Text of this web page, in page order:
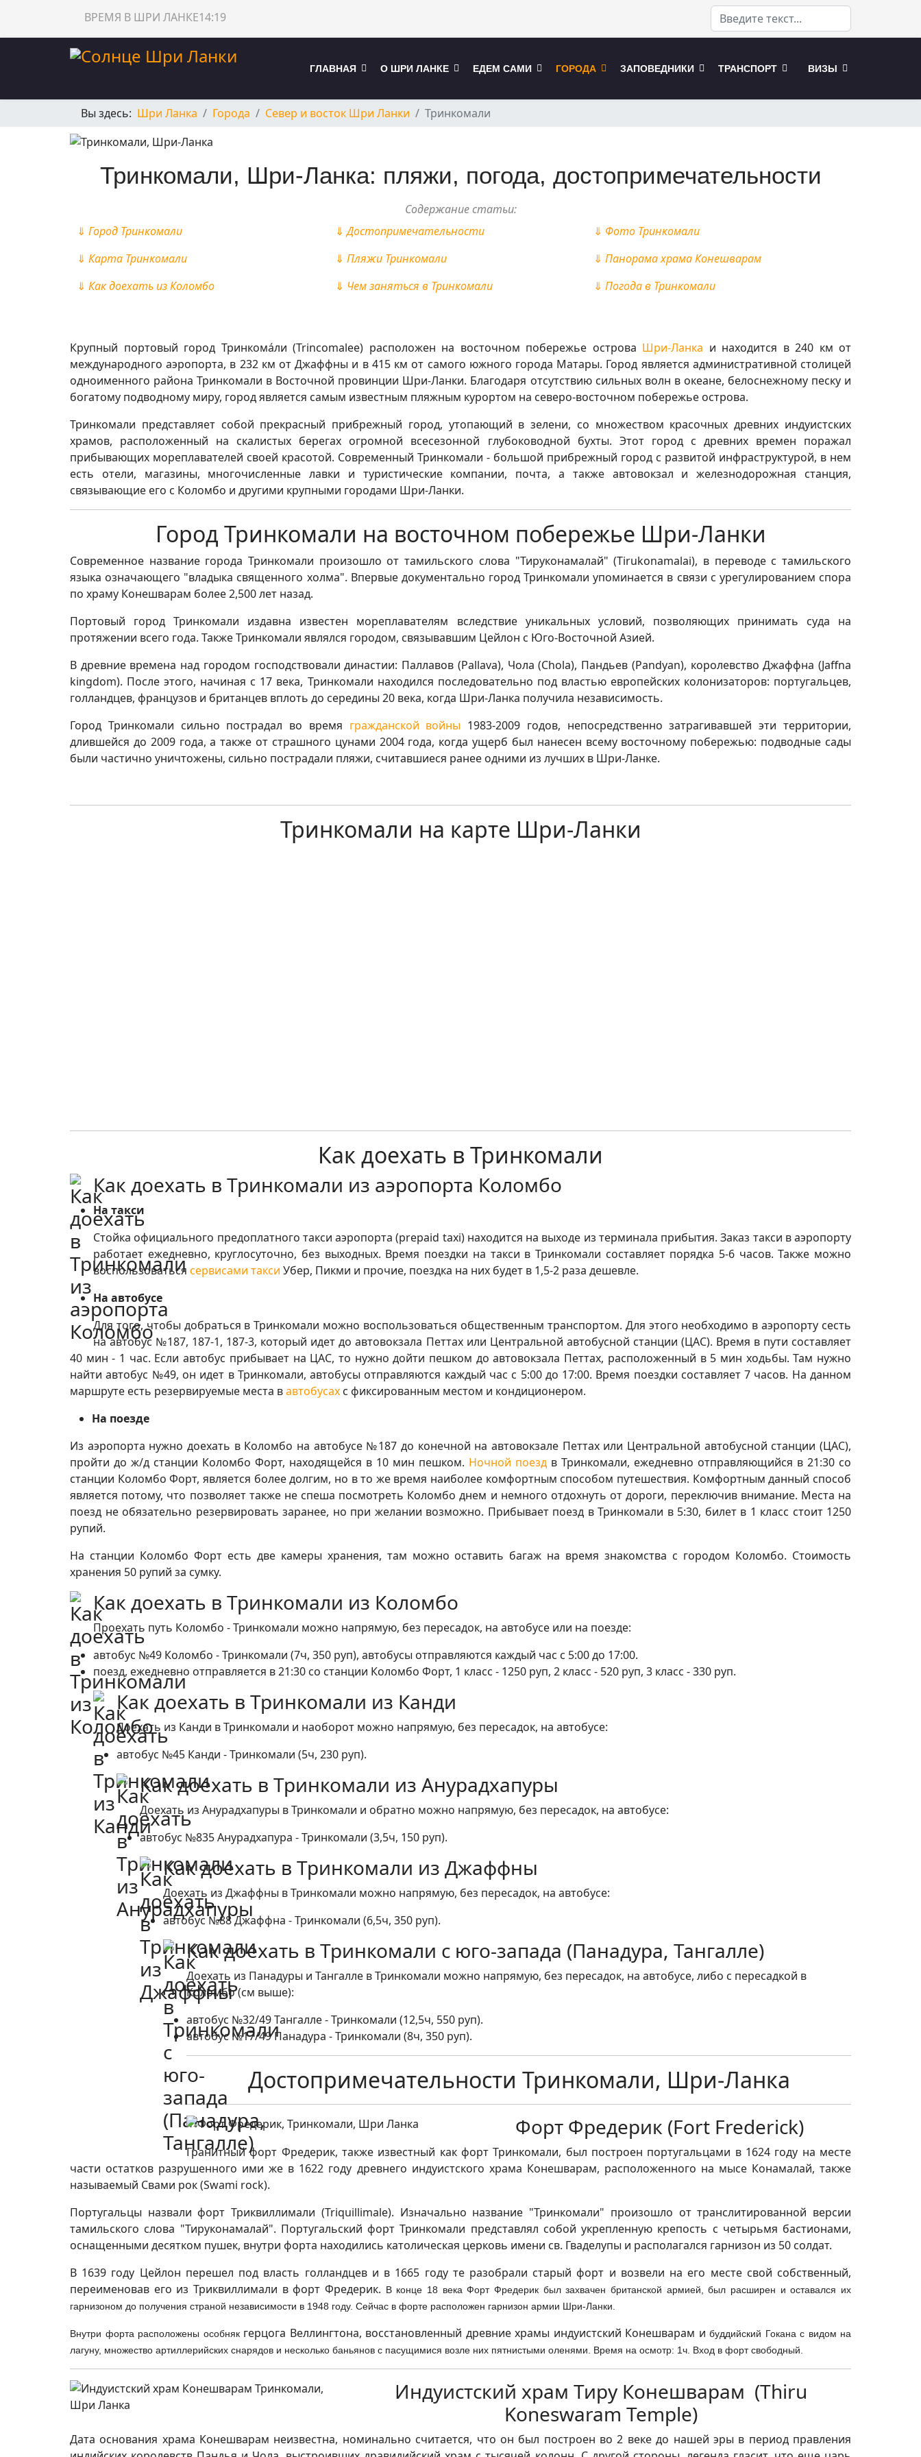
ВРЕМЯ В ШРИ ЛАНКЕ14:19 поиск по сайту
ГЛАВНАЯ О ШРИ ЛАНКЕ ЕДЕМ САМИ ГОРОДА ЗАПОВЕДНИКИ ТРАНСПОРТ ВИЗЫ
Вы здесь: Шри Ланка Города Север и восток Шри Ланки Тринкомали
Тринкомали, Шри-Ланка: пляжи, погода, достопримечательности
Содержание статьи:
⇓ Город Тринкомали
⇓ Карта Тринкомали
⇓ Как доехать из Коломбо
⇓Достопримечательности
⇓ Пляжи Тринкомали
⇓ Чем заняться в Тринкомали
⇓ Фото Тринкомали
⇓ Панорама храма Конешварам
⇓ Погода в Тринкомали
Крупный портовый город Тринкомáли (Trincomalee) расположен на восточном побережье острова Шри-Ланка и находится в 240 км от
международного аэропорта, в 232 км от Джаффны и в 415 км от самого южного города Матары. Город является административной столицей
одноименного района Тринкомали в Восточной провинции Шри-Ланки. Благодаря отсутствию сильных волн в океане, белоснежному песку и
богатому подводному миру, город является самым известным пляжным курортом на северо-восточном побережье острова.
Тринкомали представляет собой прекрасный прибрежный город, утопающий в зелени, со множеством красочных древних индуистских
храмов, расположенный на скалистых берегах огромной всесезонной глубоководной бухты. Этот город с древних времен поражал
прибывающих мореплавателей своей красотой. Современный Тринкомали - большой прибрежный город с развитой инфраструктурой, в нем
есть отели, магазины, многочисленные лавки и туристические компании, почта, а также автовокзал и железнодорожная станция,
связывающие его с Коломбо и другими крупными городами Шри-Ланки.
Город Тринкомали на восточном побережье Шри-Ланки
Современное название города Тринкомали произошло от тамильского слова "Тируконамалай" (Tirukonamalai), в переводе с тамильского
языка означающего "владыка священного холма". Впервые документально город Тринкомали упоминается в связи с урегулированием спора
по храму Конешварам более 2,500 лет назад.
Портовый город Тринкомали издавна известен мореплавателям вследствие уникальных условий, позволяющих принимать суда на
протяжении всего года. Также Тринкомали являлся городом, связывавшим Цейлон с Юго-Восточной Азией.
В древние времена над городом господствовали династии: Паллавов (Pallava), Чола (Chola), Пандьев (Pandyan), королевство Джаффна (Jaffna
kingdom). После этого, начиная с 17 века, Тринкомали находился последовательно под властью европейских колонизаторов: португальцев,
голландцев, французов и британцев вплоть до середины 20 века, когда Шри-Ланка получила независимость.
Город Тринкомали сильно пострадал во время гражданской войны 1983-2009 годов, непосредственно затрагивавшей эти территории,
длившейся до 2009 года, а также от страшного цунами 2004 года, когда ущерб был нанесен всему восточному побережью: подводные сады
были частично уничтожены, сильно пострадали пляжи, считавшиеся ранее одними из лучших в Шри-Ланке.
Тринкомали на карте Шри-Ланки
Как доехать в Тринкомали
Как доехать в Тринкомали из аэропорта Коломбо
На такси
Стойка официального предоплатного такси аэропорта (prepaid taxi) находится на выходе из терминала прибытия. Заказ такси в аэропорту
работает ежедневно, круглосуточно, без выходных. Время поездки на такси в Тринкомали составляет порядка 5-6 часов. Также можно
воспользоваться сервисами такси Убер, Пикми и прочие, поездка на них будет в 1,5-2 раза дешевле.
На автобусе
Для того, чтобы добраться в Тринкомали можно воспользоваться общественным транспортом. Для этого необходимо в аэропорту сесть
на автобус №187, 187-1, 187-3, который идет до автовокзала Петтах или Центральной автобусной станции (ЦАС). Время в пути составляет
40 мин - 1 час. Если автобус прибывает на ЦАС, то нужно дойти пешком до автовокзала Петтах, расположенный в 5 мин ходьбы. Там нужно
найти автобус №49, он идет в Тринкомали, автобусы отправляются каждый час с 5:00 до 17:00. Время поездки составляет 7 часов. На данном
маршруте есть резервируемые места вавтобусах с фиксированным местом и кондиционером.
На поезде
Из аэропорта нужно доехать в Коломбо на автобусе №187 до конечной на автовокзале Петтах или Центральной автобусной станции (ЦАС),
пройти до ж/д станции Коломбо Форт, находящейся в 10 мин пешком. Ночной поезд в Тринкомали, ежедневно отправляющийся в 21:30 со
станции Коломбо Форт, является более долгим, но в то же время наиболее комфортным способом путешествия. Комфортным данный способ
является потому, что позволяет также не спеша посмотреть Коломбо днем и немного отдохнуть от дороги, переключив внимание. Места на
поезд не обязательно резервировать заранее, но при желании возможно. Прибывает поезд в Тринкомали в 5:30, билет в 1 класс стоит 1250
рупий.
На станции Коломбо Форт есть две камеры хранения, там можно оставить багаж на время знакомства с городом Коломбо. Стоимость
хранения 50 рупий за сумку.
Как доехать в Тринкомали из Коломбо
Проехать путь Коломбо - Тринкомали можно напрямую, без пересадок, на автобусе или на поезде:
автобус №49 Коломбо - Тринкомали (7ч, 350 руп), автобусы отправляются каждый час с 5:00 до 17:00.
поезд, ежедневно отправляется в 21:30 со станции Коломбо Форт, 1 класс - 1250 руп, 2 класс - 520 руп, 3 класс - 330 руп.
Как доехать в Тринкомали из Канди
Доехать из Канди в Тринкомали и наоборот можно напрямую, без пересадок, на автобусе:
автобус №45 Канди - Тринкомали (5ч, 230 руп).
Как доехать в Тринкомали из Анурадхапуры
Доехать из Анурадхапуры в Тринкомали и обратно можно напрямую, без пересадок, на автобусе:
автобус №835 Анурадхапура - Тринкомали (3,5ч, 150 руп).
Как доехать в Тринкомали из Джаффны
Доехать из Джаффны в Тринкомали можно напрямую, без пересадок, на автобусе:
автобус №88 Джаффна - Тринкомали (6,5ч, 350 руп).
Как доехать в Тринкомали с юго-запада (Панадура, Тангалле)
Доехать из Панадуры и Тангалле в Тринкомали можно напрямую, без пересадок, на автобусе, либо с пересадкой в
Коломбо (см выше):
автобус №32/49 Тангалле - Тринкомали (12,5ч, 550 руп).
автобус №17/49 Панадура - Тринкомали (8ч, 350 руп).
Достопримечательности Тринкомали, Шри-Ланка
Форт Фредерик (Fort Frederick)
Гранитный форт Фредерик, также известный как форт Тринкомали, был построен португальцами в 1624 году на месте
части остатков разрушенного ими же в 1622 году древнего индуистского храма Конешварам, расположенного на мысе Конамалай, также
называемый Свами рок (Swami rock).
Португальцы назвали форт Триквиллимали (Triquillimale). Изначально название "Тринкомали" произошло от транслитированной версии
тамильского слова "Тируконамалай". Португальский форт Тринкомали представлял собой укрепленную крепость с четырьмя бастионами,
оснащенными десятком пушек, внутри форта находились католическая церковь имени св. Гваделупы и располагался гарнизон из 50 солдат.
В 1639 году Цейлон перешел под власть голландцев и в 1665 году те разобрали старый форт и возвели на его месте свой собственный,
переименовав его из Триквиллимали в форт Фредерик. В конце 18 века Форт Фредерик был захвачен британской армией, был расширен и оставался их
гарнизоном до получения страной независимости в 1948 году. Сейчас в форте расположен гарнизон армии Шри-Ланки.
Внутри форта расположены особняк герцога Веллингтона, восстановленный древние храмы индуистский Конешварам и буддийский Гокана с видом на
лагуну, множество артиллерийских снарядов и несколько баньянов с пасущимися возле них пятнистыми оленями. Время на осмотр: 1ч. Вход в форт свободный.
Индуистский храм Тиру Конешварам (Thiru
Koneswaram Temple)
Дата основания храма Конешварам неизвестна, номинально считается, что он был построен во 2 веке до нашей эры в период правления